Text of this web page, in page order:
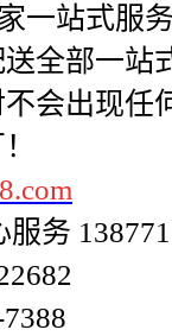
一站式服
全部一站
会出现任
务